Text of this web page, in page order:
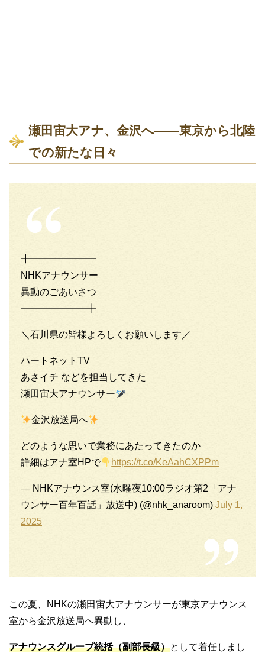
瀬田宙大アナ、金沢へ――東京から北陸
での新たな日々
╋━━━━━━━
NHKアナウンサー
異動のごあいさつ
━━━━━━━╋
＼石川県の皆様よろしくお願いします／
ハートネットTV
あさイチ などを担当してきた
瀬田宙大アナウンサー
金沢放送局へ
どのような思いで業務にあたってきたのか
詳細はアナ室HPで
https://t.co/KeAahCXPPm
— NHKアナウンス室(水曜夜10:00ラジオ第2「アナ
ウンサー百年百話」放送中) (@nhk_anaroom) July 1,
2025
この夏、NHKの瀬田宙大アナウンサーが東京アナウンス
室から金沢放送局へ異動し、
アナウンスグループ統括（副部長級）として着任しまし